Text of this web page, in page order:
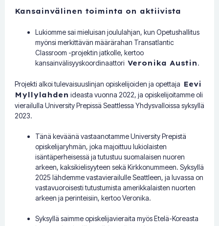
Kansainvälinen toiminta on aktiivista
Lukiomme sai mieluisan joululahjan, kun Opetushallitus
myönsi merkittävän määrärahan Transatlantic
Classroom -projektin jatkolle, kertoo
kansainvälisyyskoordinaattori Veronika Austin.
Projekti alkoi tulevaisuuslinjan opiskelijoiden ja opettaja Eevi
Myllylahden ideasta vuonna 2022, ja opiskelijoitamme oli
vierailulla University Prepissä Seattlessa Yhdysvalloissa syksyllä
2023.
Tänä keväänä vastaanotamme University Prepistä
opiskelijaryhmän, joka majoittuu lukiolaisten
isäntäperheisessä ja tutustuu suomalaisen nuoren
arkeen, kaksikielisyyteen sekä Kirkkonummeen. Syksyllä
2025 lähdemme vastavierailulle Seattleen, ja luvassa on
vastavuoroisesti tutustumista amerikkalaisten nuorten
arkeen ja perinteisiin, kertoo Veronika.
Syksyllä saimme opiskelijavieraita myös Etelä-Koreasta